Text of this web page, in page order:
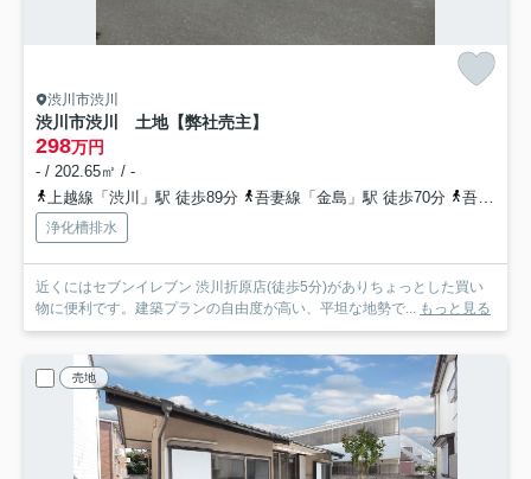
渋川市渋川
渋川市渋川 土地【弊社売主】
298万円
- / 202.65㎡ / -
上越線「渋川」駅 徒歩89分
吾妻線「金島」駅 徒歩70分 吾妻線「祖母島」駅 徒歩76分
浄化槽排水
近くにはセブンイレブン 渋川折原店(徒歩5分)がありちょっとした買い
物に便利です。建築プランの自由度が高い、平坦な地勢で... もっと見る
売地